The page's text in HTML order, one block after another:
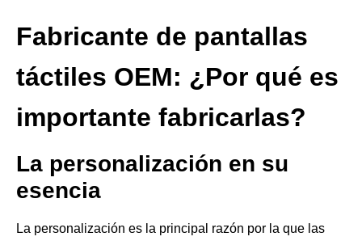
Fabricante de pantallas
táctiles OEM: ¿Por qué es
importante fabricarlas?
La personalización en su
esencia
La personalización es la principal razón por la que las